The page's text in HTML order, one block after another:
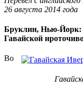
26 августа 2014 года
Бруклин, Нью-Йорк:
Гавайской
Во